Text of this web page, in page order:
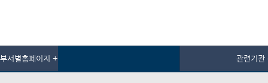
부서별홈페이지 + 관련기관